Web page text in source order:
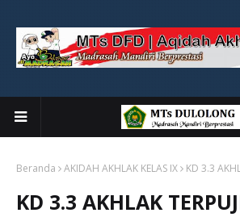
Beranda AKIDAH AKHLAK KELAS IX KD 3.3
KD 3.3 AKHLAK